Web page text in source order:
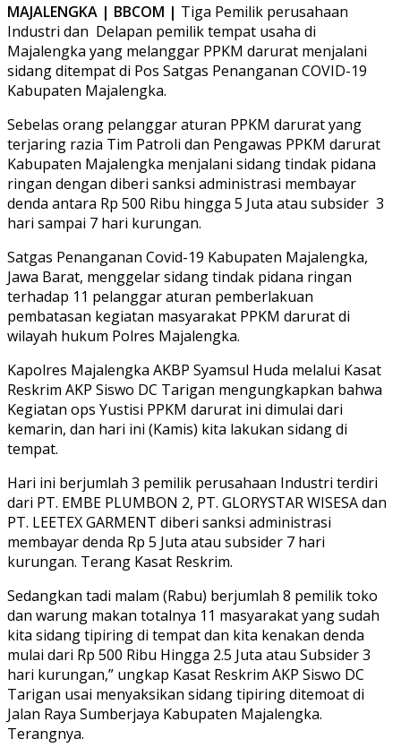
MAJALENGKA | BBCOM | Tiga Pemilik perusahaan
Industri dan Delapan pemilik tempat usaha di
Majalengka yang melanggar PPKM darurat menjalani
sidang ditempat di Pos Satgas Penanganan COVID-19
Kabupaten Majalengka.
Sebelas orang pelanggar aturan PPKM darurat yang
terjaring razia Tim Patroli dan Pengawas PPKM darurat
Kabupaten Majalengka menjalani sidang tindak pidana
ringan dengan diberi sanksi administrasi membayar
denda antara Rp 500 Ribu hingga 5 Juta atau subsider 3
hari sampai 7 hari kurungan.
Satgas Penanganan Covid-19 Kabupaten Majalengka,
Jawa Barat, menggelar sidang tindak pidana ringan
terhadap 11 pelanggar aturan pemberlakuan
pembatasan kegiatan masyarakat PPKM darurat di
wilayah hukum Polres Majalengka.
Kapolres Majalengka AKBP Syamsul Huda melalui Kasat
Reskrim AKP Siswo DC Tarigan mengungkapkan bahwa
Kegiatan ops Yustisi PPKM darurat ini dimulai dari
kemarin, dan hari ini (Kamis) kita lakukan sidang di
tempat.
Hari ini berjumlah 3 pemilik perusahaan Industri terdiri
dari PT. EMBE PLUMBON 2, PT. GLORYSTAR WISESA dan
PT. LEETEX GARMENT diberi sanksi administrasi
membayar denda Rp 5 Juta atau subsider 7 hari
kurungan. Terang Kasat Reskrim.
Sedangkan tadi malam (Rabu) berjumlah 8 pemilik toko
dan warung makan totalnya 11 masyarakat yang sudah
kita sidang tipiring di tempat dan kita kenakan denda
mulai dari Rp 500 Ribu Hingga 2.5 Juta atau Subsider 3
hari kurungan,” ungkap Kasat Reskrim AKP Siswo DC
Tarigan usai menyaksikan sidang tipiring ditemoat di
Jalan Raya Sumberjaya Kabupaten Majalengka.
Terangnya.